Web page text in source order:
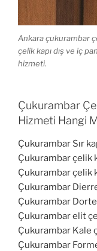
Ankara çukurambar
çelik kapı dış ve iç
hizmeti.
Çukurambar
Hizmeti Hangi
Çukurambar Sır
Çukurambar çelik
Çukurambar çelik
Çukurambar
Çukurambar
Çukurambar elit
Çukurambar Kale
Çukurambar